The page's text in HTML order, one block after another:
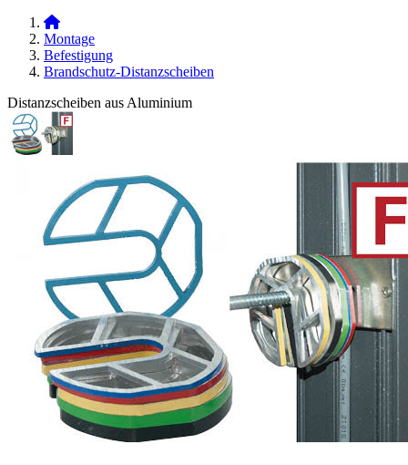
Montage
Befestigung
Brandschutz-Distanzscheiben
Distanzscheiben aus Aluminium